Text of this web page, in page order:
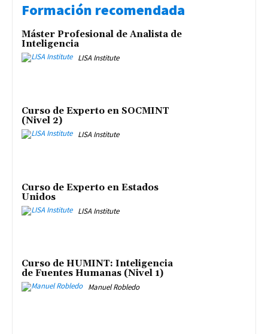
Formación recomendada
Máster Profesional de Analista de
Inteligencia
LISA Institute
Curso de Experto en SOCMINT
(Nivel 2)
LISA Institute
Curso de Experto en Estados
Unidos
LISA Institute
Curso de HUMINT: Inteligencia
de Fuentes Humanas (Nivel 1)
Manuel Robledo